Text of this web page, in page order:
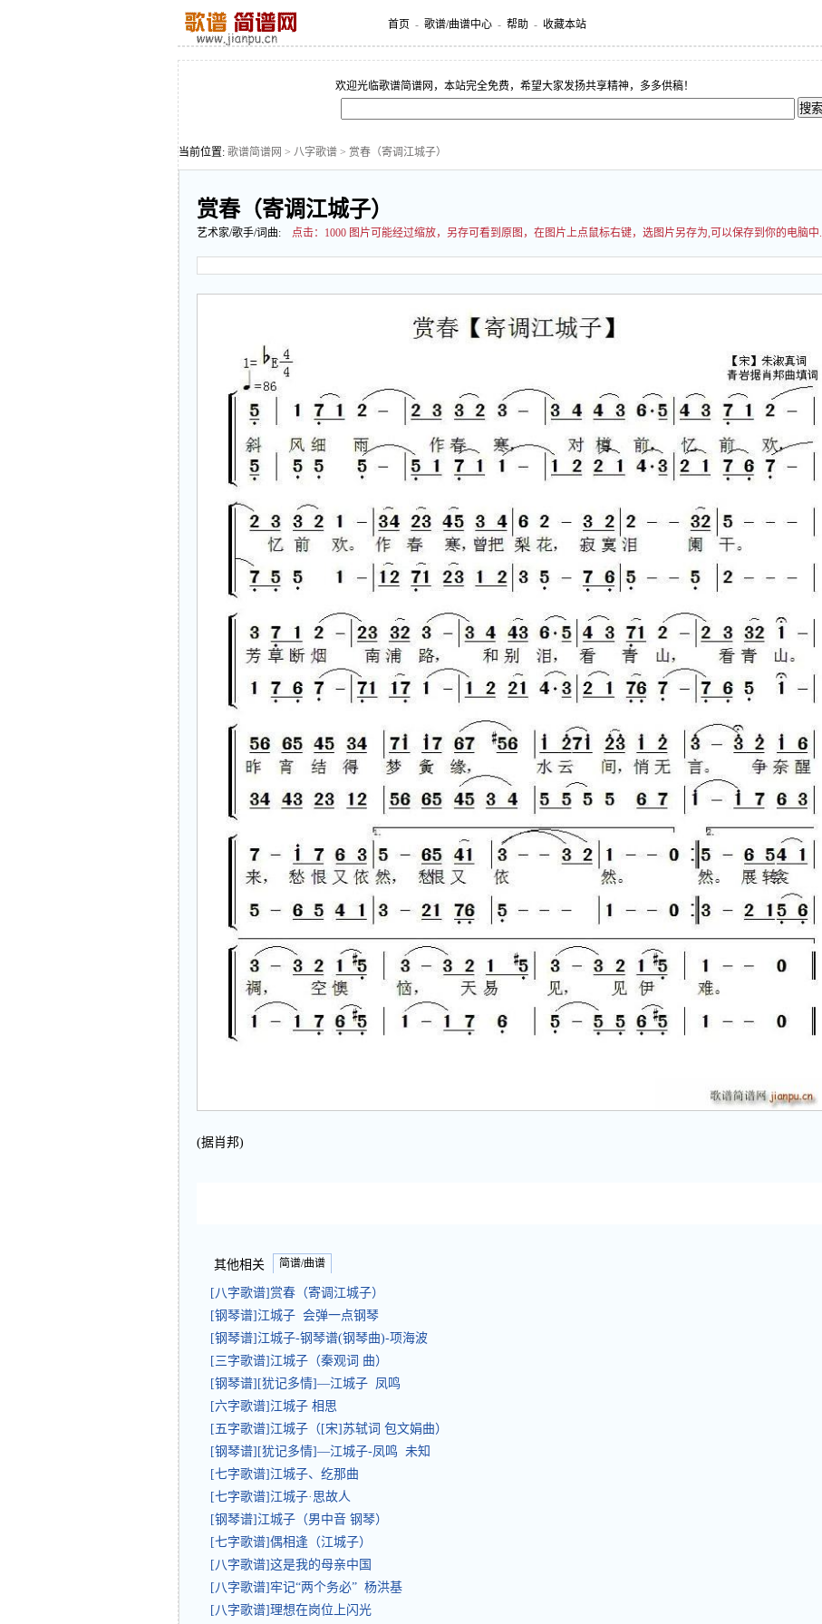
首页 - 歌谱/曲谱中心 - 帮助 - 收藏本站
欢迎光临歌谱简谱网，本站完全免费，希望大家发扬共享精神，多多供稿！
当前位置: 歌谱简谱网 > 八字歌谱 > 赏春（寄调江城子）
赏春（寄调江城子）
艺术家/歌手/词曲: 点击： 1000 图片可能经过缩放，另存可看到原图，在图片上点鼠标右键，选图片另存为,可以保存到你的电脑中.
(据肖邦)
其他相关 简谱/曲谱
[八字歌谱]赏春（寄调江城子）
[钢琴谱]江城子 会弹一点钢琴
[钢琴谱]江城子-钢琴谱(钢琴曲)-项海波
[三字歌谱]江城子（秦观词 曲）
[钢琴谱][犹记多情]—江城子 凤鸣
[六字歌谱]江城子 相思
[五字歌谱]江城子（[宋]苏轼词 包文娟曲）
[钢琴谱][犹记多情]—江城子-凤鸣 未知
[七字歌谱]江城子、纥那曲
[七字歌谱]江城子·思故人
[钢琴谱]江城子（男中音 钢琴）
[七字歌谱]偶相逢（江城子）
[八字歌谱]这是我的母亲中国
[八字歌谱]牢记“两个务必” 杨洪基
[八字歌谱]理想在岗位上闪光